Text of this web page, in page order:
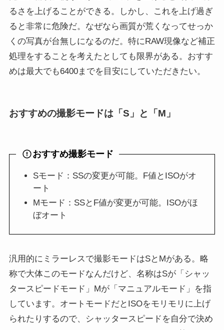
るさを上げることができる。しかし、これを上げ過ぎ
ると非常に危険だ。なぜなら画質が荒くなってせっか
くの写真が台無しになるのだ。特にRAW現像など補正
処理をすることを考えたとしても限界がある。おすす
めは最大でも6400までを目安にしていただきたい。
おすすめの撮影モードは「S」と「M」
おすすめ撮影モード
Sモード：SSの変更が可能。F値とISOがオ
ート
Mモード：SSとF値が変更が可能。ISOがほ
ぼオート
汎用的にミラーレスで撮影モードはSとMがある。略
称で大体このモードなんだけど、名称はSが「シャッ
タースピードモード」Mが「マニュアルモード」を指
しています。オートモードだとISOをモリモリに上げ
られたりするので、シャッタースピードを自分で決め